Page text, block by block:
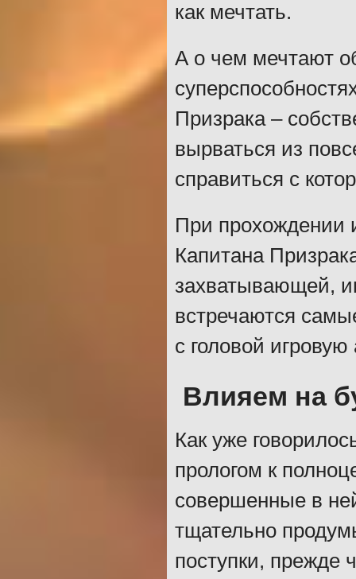
как мечтать.
А о чем мечтают
Призрака –
вырваться из
справиться с
При прохождении
Капитана
захватывающей,
встречаются
с головой
Влияем на
Как уже
прологом к
совершенные в
тщательно
поступки, прежде